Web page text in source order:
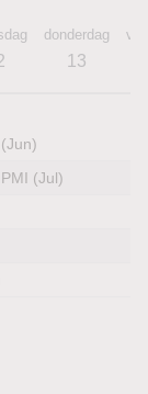
donderdag
13
(Jul)